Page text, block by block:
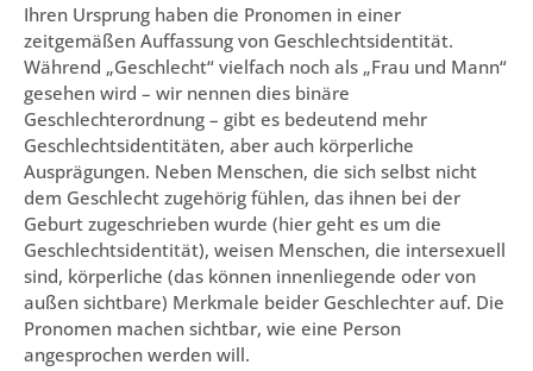
Ihren Ursprung haben die Pronomen in einer
zeitgemäßen Auffassung von Geschlechtsidentität.
Während „Geschlecht“ vielfach noch als „Frau und Mann“
gesehen wird – wir nennen dies binäre
Geschlechterordnung – gibt es bedeutend mehr
Geschlechtsidentitäten, aber auch körperliche
Ausprägungen. Neben Menschen, die sich selbst nicht
dem Geschlecht zugehörig fühlen, das ihnen bei der
Geburt zugeschrieben wurde (hier geht es um die
Geschlechtsidentität), weisen Menschen, die intersexuell
sind, körperliche (das können innenliegende oder von
außen sichtbare) Merkmale beider Geschlechter auf. Die
Pronomen machen sichtbar, wie eine Person
angesprochen werden will.